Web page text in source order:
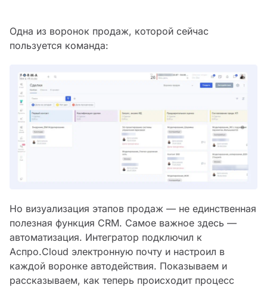
Одна из воронок продаж, которой сейчас
пользуется команда:
Но визуализация этапов продаж — не единственная
полезная функция CRM. Самое важное здесь —
автоматизация. Интегратор подключил к
Аспро.Cloud электронную почту и настроил в
каждой воронке автодействия. Показываем и
рассказываем, как теперь происходит процесс